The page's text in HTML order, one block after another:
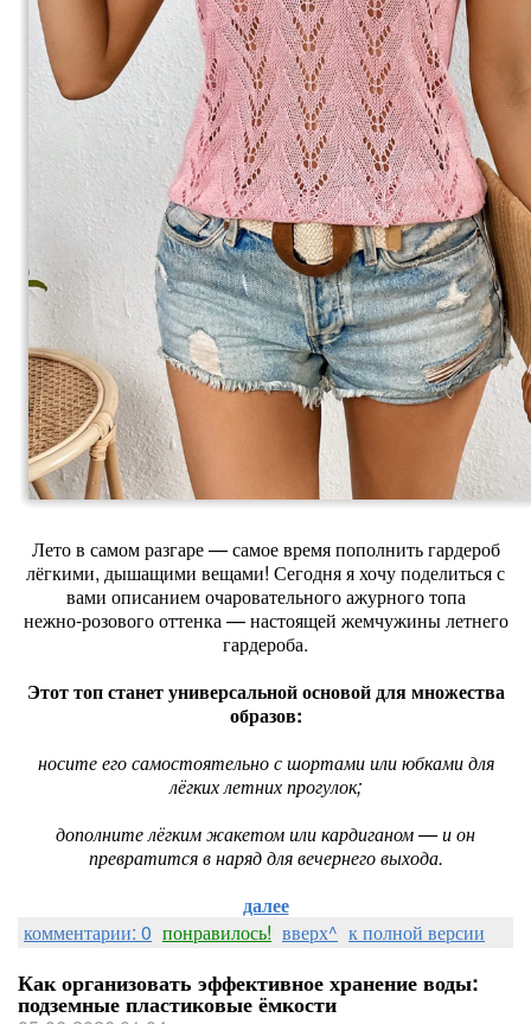
Лето в самом разгаре — самое время пополнить гардероб
лёгкими, дышащими вещами! Сегодня я хочу поделиться с
вами описанием очаровательного ажурного топа
нежно‑розового оттенка — настоящей жемчужины летнего
гардероба.
Этот топ станет универсальной основой для множества
образов:
носите его самостоятельно с шортами или юбками для
лёгких летних прогулок;
дополните лёгким жакетом или кардиганом — и он
превратится в наряд для вечернего выхода.
далее
комментарии: 0 понравилось! вверх^ к полной версии
Как организовать эффективное хранение воды:
подземные пластиковые ёмкости